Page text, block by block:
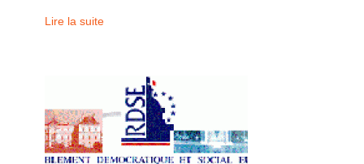
Lire la suite